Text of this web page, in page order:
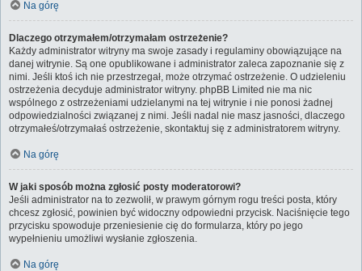
Na górę
Dlaczego otrzymałem/otrzymałam ostrzeżenie?
Każdy administrator witryny ma swoje zasady i regulaminy obowiązujące na
danej witrynie. Są one opublikowane i administrator zaleca zapoznanie się z
nimi. Jeśli ktoś ich nie przestrzegał, może otrzymać ostrzeżenie. O udzieleniu
ostrzeżenia decyduje administrator witryny. phpBB Limited nie ma nic
wspólnego z ostrzeżeniami udzielanymi na tej witrynie i nie ponosi żadnej
odpowiedzialności związanej z nimi. Jeśli nadal nie masz jasności, dlaczego
otrzymałeś/otrzymałaś ostrzeżenie, skontaktuj się z administratorem witryny.
Na górę
W jaki sposób można zgłosić posty moderatorowi?
Jeśli administrator na to zezwolił, w prawym górnym rogu treści posta, który
chcesz zgłosić, powinien być widoczny odpowiedni przycisk. Naciśnięcie tego
przycisku spowoduje przeniesienie cię do formularza, który po jego
wypełnieniu umożliwi wysłanie zgłoszenia.
Na górę